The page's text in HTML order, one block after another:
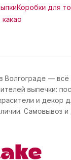
Коробки для
Волгограде —
выпечки:
и декор
Самовывоз и